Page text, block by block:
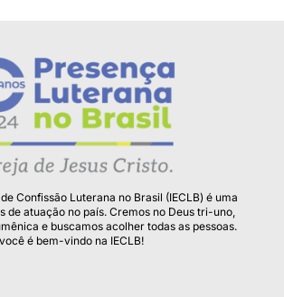
Confissão Luterana no Brasil (IECLB) é uma
de atuação no país. Cremos no Deus tri-uno,
e buscamos acolher todas as pessoas.
é bem-vindo na IECLB!